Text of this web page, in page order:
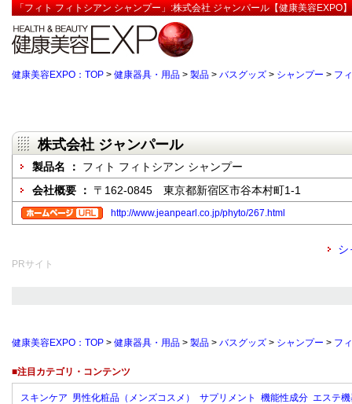
「フィト フィトシアン シャンプー」:株式会社 ジャンパール【健康美容EXPO】
健康美容EXPO：TOP > 健康器具・用品 > 製品 > バスグッズ > シャンプー > フ
株式会社 ジャンパール
製品名 ： フィト フィトシアン シャンプー
会社概要 ： 〒162-0845 東京都新宿区市谷本村町1-1
http://www.jeanpearl.co.jp/phyto/267.html
シ
PRサイト
健康美容EXPO：TOP > 健康器具・用品 > 製品 > バスグッズ > シャンプー > フ
■注目カテゴリ・コンテンツ
スキンケア 男性化粧品（メンズコスメ） サプリメント 機能性成分 エステ